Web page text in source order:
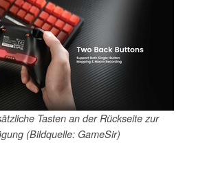
Tasten an der Rückseite zur
(Bildquelle: GameSir)